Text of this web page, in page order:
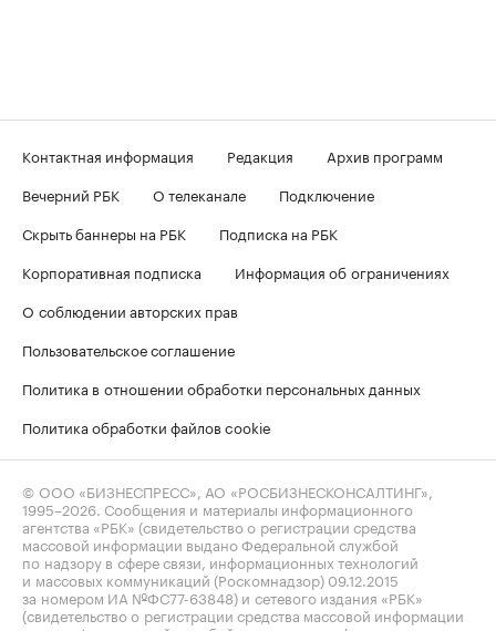
Контактная информация Редакция
Архив программ
Вечерний РБК
О телеканале
Подключение
Скрыть баннеры на РБК
Подписка на РБК
Корпоративная подписка
Информация об ограничениях
О соблюдении авторских прав
Пользовательское соглашение
Политика в отношении обработки персональных данных
Политика обработки файлов cookie
© ООО «БИЗНЕСПРЕСС», АО «РОСБИЗНЕСКОНСАЛТИНГ»,
1995–2026. Сообщения и материалы информационного
агентства «РБК» (свидетельство о регистрации средства
массовой информации выдано Федеральной службой
по надзору в сфере связи, информационных технологий
и массовых коммуникаций (Роскомнадзор) 09.12.2015
за номером ИА №ФС77-63848) и сетевого издания «РБК»
(свидетельство о регистрации средства массовой информации